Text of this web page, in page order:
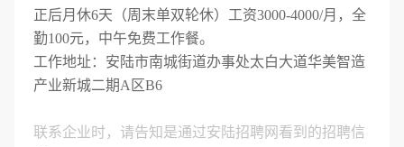
正后月休6天（周末单双轮休）工资3000-4000/月，全
勤100元，中午免费工作餐。
工作地址：安陆市南城街道办事处太白大道华美智造
产业新城二期A区B6
联系企业时，请告知是通过安陆招聘网看到的招聘信